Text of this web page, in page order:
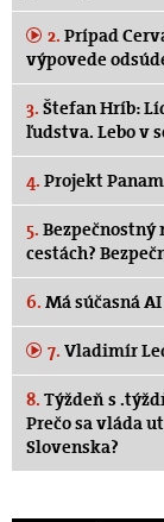
2. Prípad
výpovede
3. Štefan Hríb:
ľudstva. Lebo v
4. Projekt
5. Bezpečnostný
cestách?
6. Má súčasná
7. Vladimír
8. Týždeň s
Prečo sa vláda
Slovenska?